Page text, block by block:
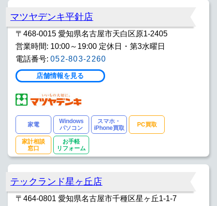
マツヤデンキ平針店
〒468-0015 愛知県名古屋市天白区原1-2405
営業時間: 10:00～19:00 定休日・第3水曜日
電話番号: 052-803-2260
店舗情報を見る
家電
Windows
パソコン
スマホ・
iPhone買取
PC買取
家計相談
窓口
お手軽
リフォーム
テックランド星ヶ丘店
〒464-0801 愛知県名古屋市千種区星ヶ丘1-1-7